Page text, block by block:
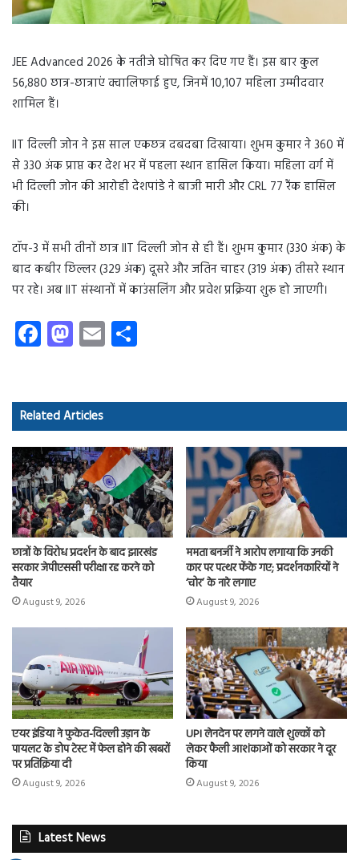
JEE Advanced 2026 के नतीजे घोषित कर दिए गए हैं। इस बार कुल
56,880 छात्र-छात्राएं क्वालिफाई हुए, जिनमें 10,107 महिला उम्मीदवार
शामिल हैं।
IIT दिल्ली जोन ने इस साल एकछत्र दबदबा दिखाया। शुभम कुमार ने 360 में
से 330 अंक प्राप्त कर देश भर में पहला स्थान हासिल किया। महिला वर्ग में
भी दिल्ली जोन की आरोही देशपांडे ने बाजी मारी और CRL 77 रैंक हासिल
की।
टॉप-3 में सभी तीनों छात्र IIT दिल्ली जोन से ही हैं। शुभम कुमार (330 अंक) के
बाद कबीर छिल्लर (329 अंक) दूसरे और जतिन चाहर (319 अंक) तीसरे स्थान
पर रहे। अब IIT संस्थानों में काउंसलिंग और प्रवेश प्रक्रिया शुरू हो जाएगी।
Fa
ce
o
ok
M
as
d
o
n
E
m
Related Articles
छात्रों के विरोध प्रदर्शन के बाद झारखंड
सरकार जेपीएससी परीक्षा रद्द करने को
तैयार
August 9, 2026
ममता बनर्जी ने आरोप लगाया कि उनकी
कार पर पत्थर फेंके गए; प्रदर्शनकारियों ने
‘चोर’ के नारे लगाए
August 9, 2026
एयर इंडिया ने फुकेत-दिल्ली उड़ान के
पायलट के डोप टेस्ट में फेल होने की खबरों
पर प्रतिक्रिया दी
August 9, 2026
UPI लेनदेन पर लगने वाले शुल्कों को
लेकर फैली आशंकाओं को सरकार ने दूर
किया
August 9, 2026
Latest News